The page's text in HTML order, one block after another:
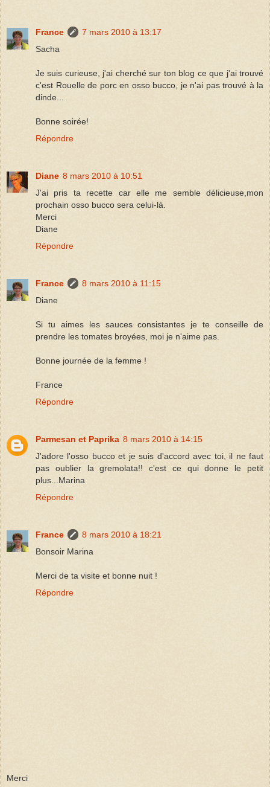
France
7 mars 2010 à 13:17
Sacha
Je suis curieuse, j'ai cherché sur ton blog ce que j'ai trouvé
c'est Rouelle de porc en osso bucco, je n'ai pas trouvé à la
dinde...
Bonne soirée!
Répondre
Diane 8 mars 2010 à 10:51
J'ai pris ta recette car elle me semble délicieuse,mon
prochain osso bucco sera celui-là.
Merci
Diane
Répondre
France
8 mars 2010 à 11:15
Diane
Si tu aimes les sauces consistantes je te conseille de
prendre les tomates broyées, moi je n'aime pas.
Bonne journée de la femme !
France
Répondre
Parmesan et Paprika 8 mars 2010 à 14:15
J'adore l'osso bucco et je suis d'accord avec toi, il ne faut
pas oublier la gremolata!! c'est ce qui donne le petit
plus...Marina
Répondre
France
8 mars 2010 à 18:21
Bonsoir Marina
Merci de ta visite et bonne nuit !
Répondre
Merci